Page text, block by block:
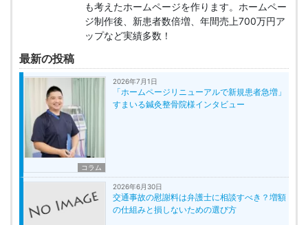
も考えたホームページを作ります。ホームペー
ジ制作後、新患者数倍増、年間売上700万円ア
ップなど実績多数！
最新の投稿
コラム
2026年7月1日
「ホームページリニューアルで新規患者急増」
すまいる鍼灸整骨院様インタビュー
2026年6月30日
交通事故の慰謝料は弁護士に相談すべき？増額
の仕組みと損しないための選び方